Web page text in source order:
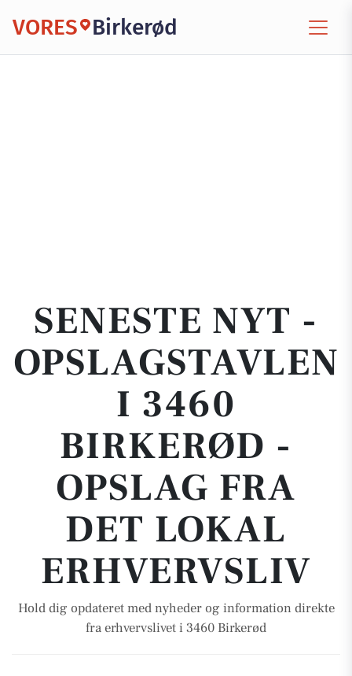
VORES Birkerød
SENESTE NYT -
OPSLAGSTAVLEN
I 3460
BIRKERØD -
OPSLAG FRA
DET LOKAL
ERHVERVSLIV
Hold dig opdateret med nyheder og information direkte
fra erhvervslivet i 3460 Birkerød